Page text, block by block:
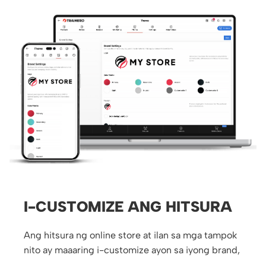
I-CUSTOMIZE ANG HITSURA
Ang hitsura ng online store at ilan sa mga tampok
nito ay maaaring i-customize ayon sa iyong brand,